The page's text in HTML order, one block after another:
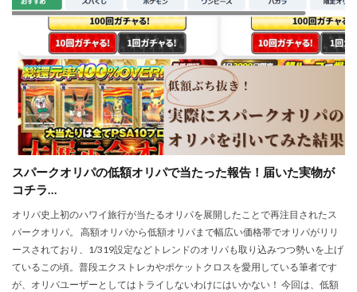
スパークオリパの低額オリパで当たった報告！届いた実物が
コチラ…
オリパ史上初のハワイ旅行が当たるオリパを展開したことで再注目されたス
パークオリパ。 高額オリパから低額オリパまで幅広い価格帯でオリパがリリ
ースされており、1/319設定などトレンドのオリパも取り込みつつ勢いを上げ
ているこの頃。普段エクストレカやポケットクロスを愛用している筆者です
が、オリパユーザーとしてはトライしないわけにはいかない！ 今回は、低額